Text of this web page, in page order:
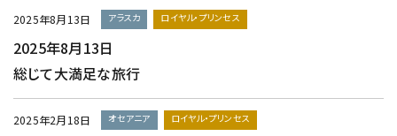
2025年8月13日 アラスカ ロイヤル・プリンセス
2025年8月13日
総じて大満足な旅行
2025年2月18日 オセアニア ロイヤル・プリンセス